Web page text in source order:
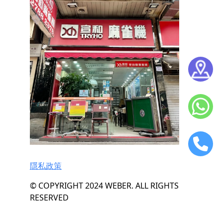
隱私政策
© COPYRIGHT 2024 WEBER. ALL RIGHTS
RESERVED